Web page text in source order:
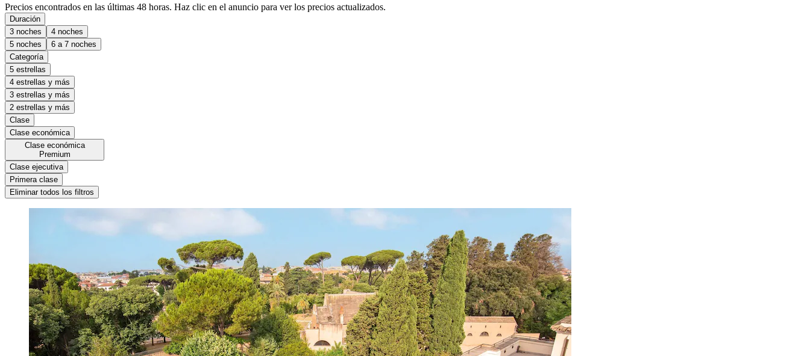
Precios encontrados en las últimas 48 horas. Haz clic en el anuncio para ver los precios actualizados.
Duración
3 noches
4 noches
5 noches
6 a 7 noches
Categoría
5 estrellas
4 estrellas y más
3 estrellas y más
2 estrellas y más
Clase
Clase económica
Clase económica
Premium
Clase ejecutiva
Primera clase
Eliminar todos los filtros